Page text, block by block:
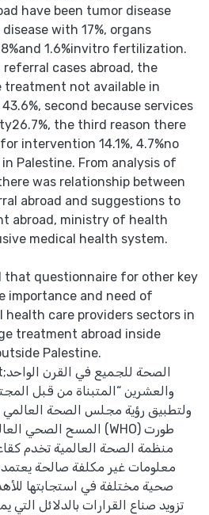
have been tumor disease
with 17%, organs
1.6%invitro fertilization.
cases abroad, the
not available in
second because services
the third reason there
intervention 14.1%, 4.7%no
Palestine. From analysis of
was relationship between
abroad and suggestions to
abroad, ministry of health
medical health system.
that questionnaire for other key
and need of
care providers sectors in
treatment abroad inside
Palestine.
منظمة الصحة العالمية تخدم
صحية مختلفة في استجابتها
تزويد صناع القرارات بالدلائل التي